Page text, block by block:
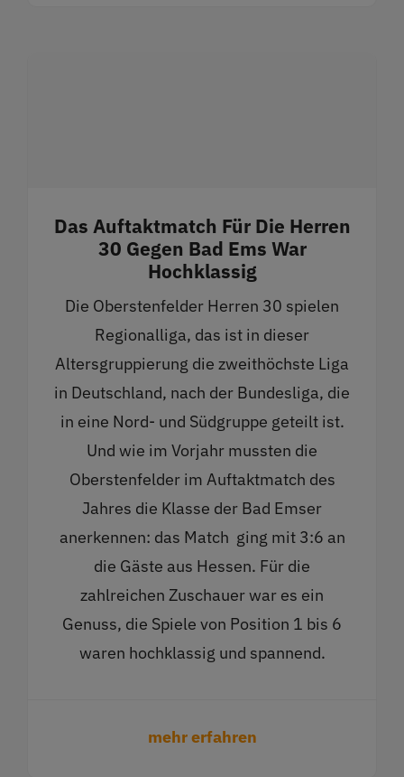
Das Auftaktmatch Für Die Herren
30 Gegen Bad Ems War
Hochklassig
Die Oberstenfelder Herren 30 spielen
Regionalliga, das ist in dieser
Altersgruppierung die zweithöchste Liga
in Deutschland, nach der Bundesliga, die
in eine Nord- und Südgruppe geteilt ist.
Und wie im Vorjahr mussten die
Oberstenfelder im Auftaktmatch des
Jahres die Klasse der Bad Emser
anerkennen: das Match ging mit 3:6 an
die Gäste aus Hessen. Für die
zahlreichen Zuschauer war es ein
Genuss, die Spiele von Position 1 bis 6
waren hochklassig und spannend.
mehr erfahren